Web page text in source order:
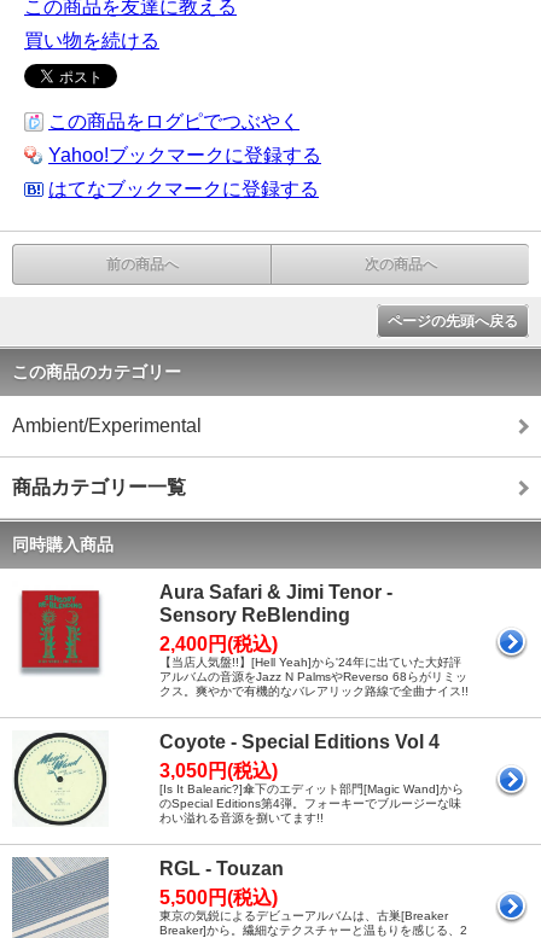
この商品を友達に教える
買い物を続ける
この商品をログピでつぶやく
Yahoo!ブックマークに登録する
はてなブックマークに登録する
前の商品へ 次の商品へ
ページの先頭へ戻る
この商品のカテゴリー
Ambient/Experimental
商品カテゴリー一覧
同時購入商品
Aura Safari & Jimi Tenor -
Sensory ReBlending
2,400円(税込)
【当店人気盤!!】[Hell Yeah]から'24年に出ていた大好評
アルバムの音源をJazz N PalmsやReverso 68らがリミッ
クス。爽やかで有機的なバレアリック路線で全曲ナイス!!
Coyote - Special Editions Vol 4
3,050円(税込)
[Is It Balearic?]傘下のエディット部門[Magic Wand]から
のSpecial Editions第4弾。フォーキーでブルージーな味
わい溢れる音源を捌いてます!!
RGL - Touzan
5,500円(税込)
東京の気鋭によるデビューアルバムは、古巣[Breaker
Breaker]から。繊細なテクスチャーと温もりを感じる、2